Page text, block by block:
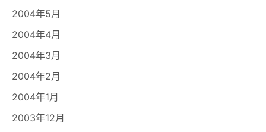
2004年5月
2004年4月
2004年3月
2004年2月
2004年1月
2003年12月